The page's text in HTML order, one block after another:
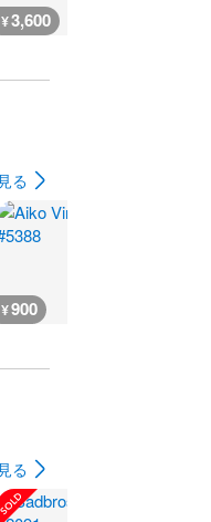
¥3,600
る
¥900
る